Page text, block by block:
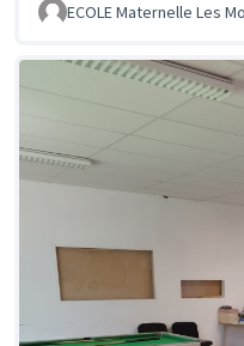
ECOLE Maternelle Les